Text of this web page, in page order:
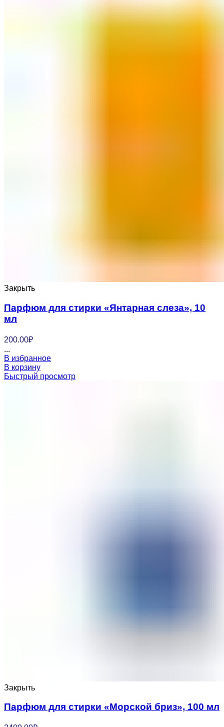
Закрыть
Парфюм для стирки «Янтарная слеза», 10
мл
200.00₽
...
В избранное
В корзину
Быстрый просмотр
Закрыть
Парфюм для стирки «Морской бриз», 100 мл